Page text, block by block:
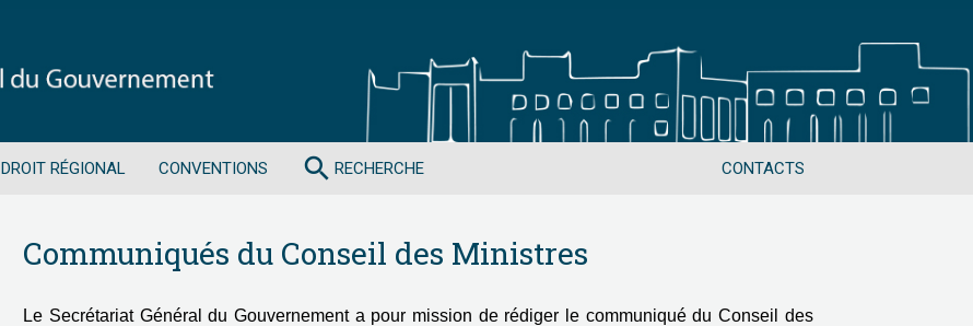
DROIT RÉGIONAL CONVENTIONS CONTACTS
search RECHERCHE
Communiqués du Conseil des Ministres
Le Secrétariat Général du Gouvernement a pour mission de rédiger le communiqué du Conseil des